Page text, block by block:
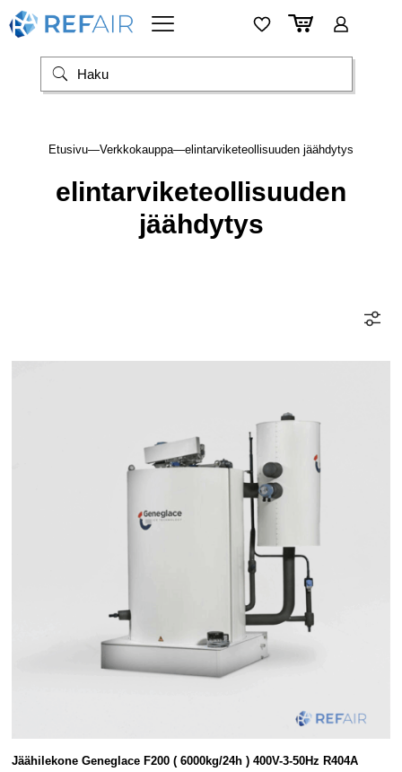
Etusivu—Verkkokauppa—elintarviketeollisuuden jäähdytys
elintarviketeollisuuden
jäähdytys
Jäähilekone Geneglace F200 ( 6000kg/24h ) 400V-3-50Hz R404A